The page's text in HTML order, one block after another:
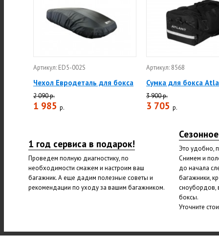
Артикул: ED5-002S
Чехол Евродеталь для бокса
2 090 р.
1 985 р.
Артикул: 8568
Сумка для бокса
3 900 р.
3 705 р.
1 год сервиса в подарок!
Проведем полную диагностику, по
необходимости смажем и настроим ваш
багажник. А еще дадим полезные советы и
рекомендации по уходу за вашим багажником.
Это удобно,
Снимем и
до начала
багажники,
сноубордов,
боксы.
Уточните